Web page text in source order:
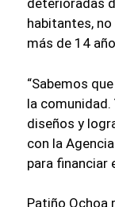
deterioradas
habitantes,
más de 14
“Sabemos
la
diseños y
con la
para financiar
Patiño Ochoa